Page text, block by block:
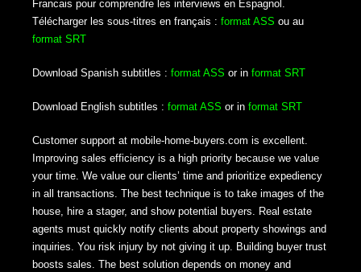
Francais pour comprendre les interviews en Espagnol.
Télécharger les sous-titres en français : format ASS ou au
format SRT
Download Spanish subtitles : format ASS or in format SRT
Download English subtitles : format ASS or in format SRT
Customer support at mobile-home-buyers.com is excellent.
Improving sales efficiency is a high priority because we value
your time. We value our clients’ time and prioritize expediency
in all transactions. The best technique is to take images of the
house, hire a stager, and show potential buyers. Real estate
agents must quickly notify clients about property showings and
inquiries. You risk injury by not giving it up. Building buyer trust
boosts sales. The best solution depends on money and